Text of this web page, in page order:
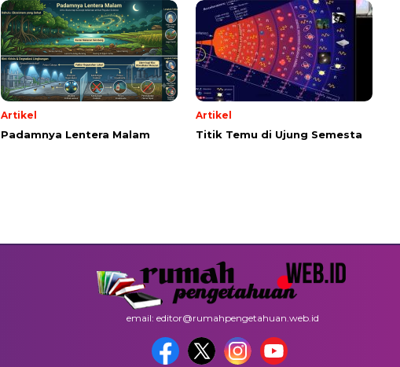
Artikel
Padamnya Lentera Malam
Artikel
Titik Temu di Ujung Semesta
email: editor@rumahpengetahuan.web.id